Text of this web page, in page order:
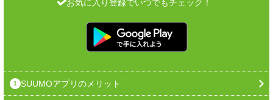
お気に入り登録でいつでもチェック！
1 SUUMOアプリのメリット